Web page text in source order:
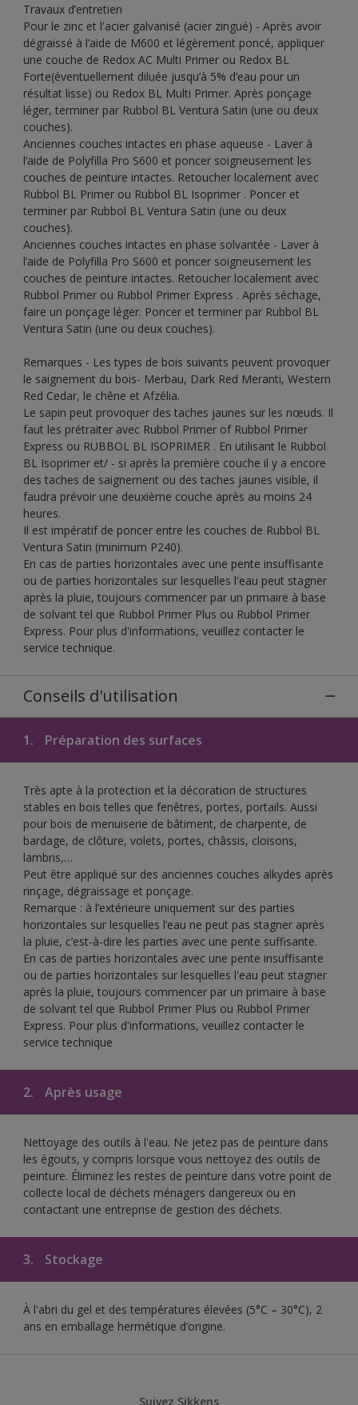
Travaux d’entretien
Pour le zinc et l'acier galvanisé (acier zingué) - Après avoir
dégraissé à l’aide de M600 et légèrement poncé, appliquer
une couche de Redox AC Multi Primer ou Redox BL
Forte(éventuellement diluée jusqu’à 5% d’eau pour un
résultat lisse) ou Redox BL Multi Primer. Après ponçage
léger, terminer par Rubbol BL Ventura Satin (une ou deux
couches).
Anciennes couches intactes en phase aqueuse - Laver à
l’aide de Polyfilla Pro S600 et poncer soigneusement les
couches de peinture intactes. Retoucher localement avec
Rubbol BL Primer ou Rubbol BL Isoprimer . Poncer et
terminer par Rubbol BL Ventura Satin (une ou deux
couches).
Anciennes couches intactes en phase solvantée - Laver à
l’aide de Polyfilla Pro S600 et poncer soigneusement les
couches de peinture intactes. Retoucher localement avec
Rubbol Primer ou Rubbol Primer Express . Après séchage,
faire un ponçage léger. Poncer et terminer par Rubbol BL
Ventura Satin (une ou deux couches).
Remarques - Les types de bois suivants peuvent provoquer
le saignement du bois- Merbau, Dark Red Meranti, Western
Red Cedar, le chêne et Afzélia.
Le sapin peut provoquer des taches jaunes sur les nœuds. Il
faut les prétraiter avec Rubbol Primer of Rubbol Primer
Express ou RUBBOL BL ISOPRIMER . En utilisant le Rubbol
BL Isoprimer et/ - si après la première couche il y a encore
des taches de saignement ou des taches jaunes visible, il
faudra prévoir une deuxième couche après au moins 24
heures.
Il est impératif de poncer entre les couches de Rubbol BL
Ventura Satin (minimum P240).
En cas de parties horizontales avec une pente insuffisante
ou de parties horizontales sur lesquelles l'eau peut stagner
après la pluie, toujours commencer par un primaire à base
de solvant tel que Rubbol Primer Plus ou Rubbol Primer
Express. Pour plus d'informations, veuillez contacter le
service technique.
Conseils d'utilisation
1. Préparation des surfaces
Très apte à la protection et la décoration de structures
stables en bois telles que fenêtres, portes, portails. Aussi
pour bois de menuiserie de bâtiment, de charpente, de
bardage, de clôture, volets, portes, châssis, cloisons,
lambris,…
Peut être appliqué sur des anciennes couches alkydes après
rinçage, dégraissage et ponçage.
Remarque : à l’extérieure uniquement sur des parties
horizontales sur lesquelles l’eau ne peut pas stagner après
la pluie, c’est-à-dire les parties avec une pente suffisante.
En cas de parties horizontales avec une pente insuffisante
ou de parties horizontales sur lesquelles l'eau peut stagner
après la pluie, toujours commencer par un primaire à base
de solvant tel que Rubbol Primer Plus ou Rubbol Primer
Express. Pour plus d'informations, veuillez contacter le
service technique
2. Après usage
Nettoyage des outils à l'eau. Ne jetez pas de peinture dans
les égouts, y compris lorsque vous nettoyez des outils de
peinture. Éliminez les restes de peinture dans votre point de
collecte local de déchets ménagers dangereux ou en
contactant une entreprise de gestion des déchets.
3. Stockage
À l'abri du gel et des températures élevées (5°C – 30°C), 2
ans en emballage hermétique d’origine.
Suivez Sikkens